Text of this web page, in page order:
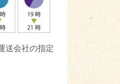
送会社の指定